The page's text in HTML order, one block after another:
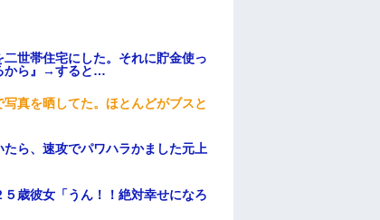
世帯住宅にした。それに貯金使っ
から』→すると…
真を晒してた。ほとんどがブスと
たら、速攻でパワハラかました元上
歳彼女「うん！！絶対幸せになろ